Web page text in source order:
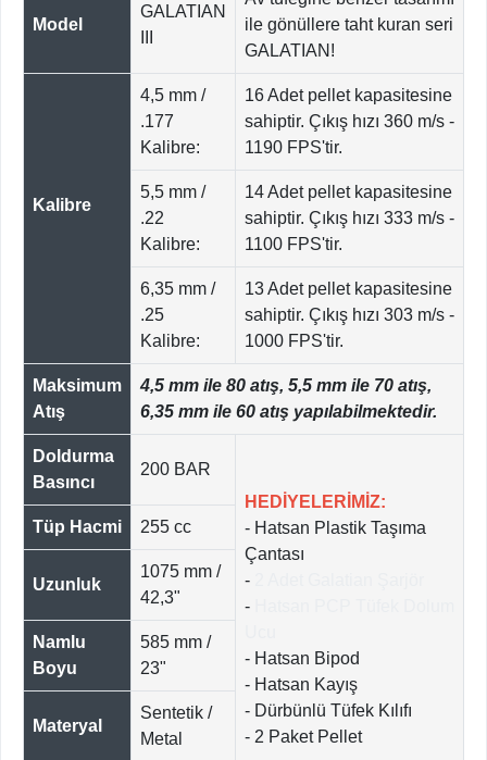
Model
GALATIAN
ile gönüllere taht kuran seri
GALATIAN!
Kalibre
4,5 mm /
.177
Kalibre:
16 Adet pellet kapasitesine
sahiptir. Çıkış hızı 360 m/s -
1190 FPS'tir.
5,5 mm /
.22
Kalibre:
14 Adet pellet kapasitesine
sahiptir. Çıkış hızı 333 m/s -
1100 FPS'tir.
6,35 mm /
.25
Kalibre:
13 Adet pellet kapasitesine
sahiptir. Çıkış hızı 303 m/s -
1000 FPS'tir.
Maksimum
Atış
4,5 mm ile 80 atış, 5,5 mm ile 70 atış,
6,35 mm ile 60 atış yapılabilmektedir.
Doldurma
Basıncı
200 BAR
HEDİYELERİMİZ:
- Hatsan Plastik Taşıma
Çantası
-
-
- Hatsan Bipod
- Hatsan Kayış
- Dürbünlü Tüfek Kılıfı
- 2 Paket Pellet
Tüp Hacmi 255 cc
Uzunluk
1075 mm /
42,3"
Namlu
Boyu
585 mm /
23"
Materyal
Sentetik /
Metal